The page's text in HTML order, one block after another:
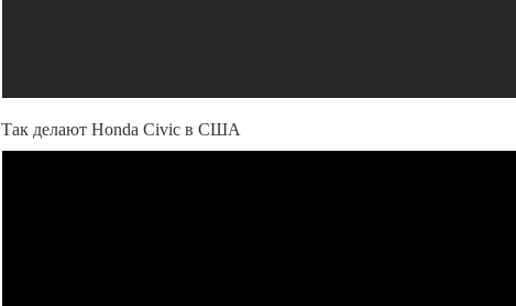
Так делают Honda Civic в США